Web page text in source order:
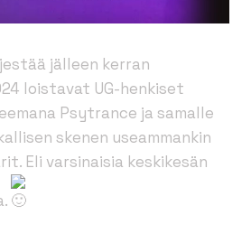
jälleen kerran
loistavat UG-henkiset
Psytrance ja samalle
skenen useammankin
Eli varsinaisia keskikesän